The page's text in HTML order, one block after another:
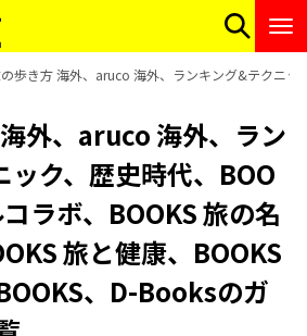
歩き方 海外、aruco 海外、ランキング&テクニッ
外、aruco 海外、ラン
ック、歴史時代、BOO
ラボ、BOOKS 旅の名
旅と健康、BOOKS
、D-Booksのガ